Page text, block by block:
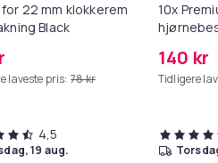
22 mm klokkerem
Black
laveste pris: 78 kr
4,5
19 aug.
10x
140 kr
Tidligere